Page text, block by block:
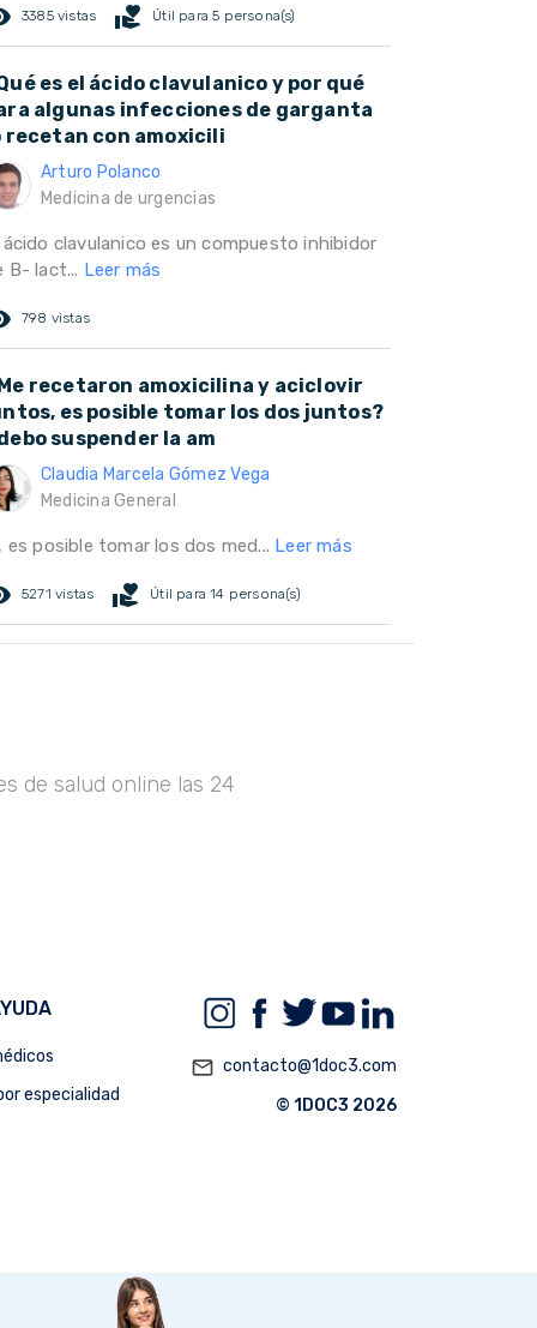
3385 vistas volunteer_activism Útil para 5 persona(s)
es el ácido clavulanico y por qué
algunas infecciones de garganta
recetan con amoxicili
Arturo Polanco
Medicina de urgencias
ácido clavulanico es un compuesto inhibidor
B- lact... Leer más
798 vistas
recetaron amoxicilina y aciclovir
es posible tomar los dos juntos?
suspender la am
Claudia Marcela Gómez Vega
Medicina General
es posible tomar los dos med... Leer más
5271 vistas volunteer_activism Útil para 14 persona(s)
de salud online las 24
especialidad
mail_outline contacto@1doc3.com
© 1DOC3 2026